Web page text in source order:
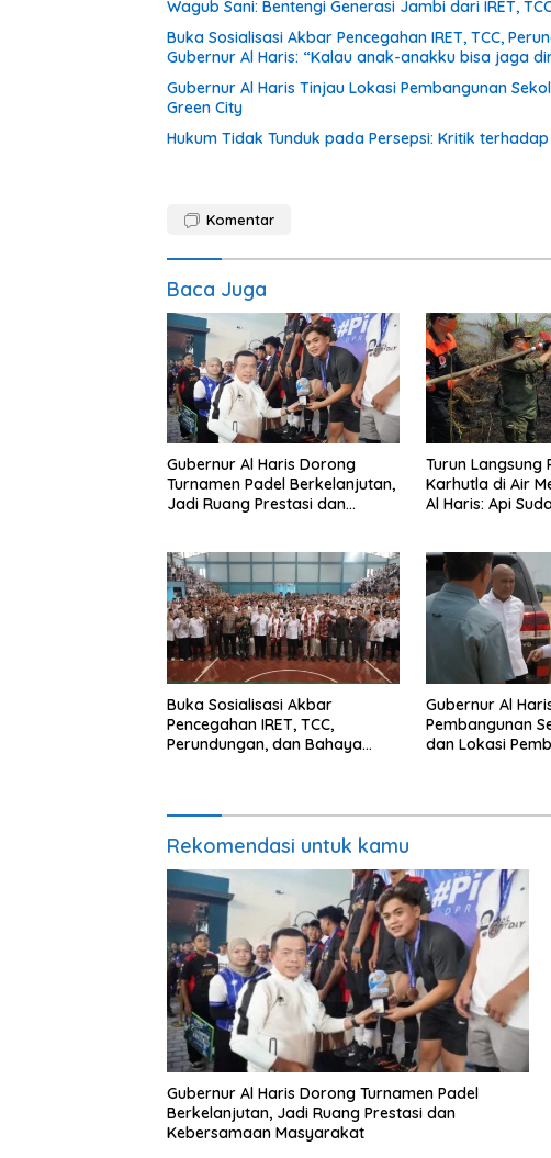
Wagub Sani: Bentengi Generasi Jambi dari IRET,
Buka Sosialisasi Akbar Pencegahan IRET, TCC,
Gubernur Al Haris: “Kalau anak-anakku bisa jaga
Gubernur Al Haris Tinjau Lokasi Pembangunan
Green City
Hukum Tidak Tunduk pada Persepsi: Kritik
Komentar
Baca Juga
Gubernur Al Haris Dorong
Turnamen Padel Berkelanjutan,
Jadi Ruang Prestasi dan
Turun Langsung
Karhutla di Air
Al Haris: Api
Buka Sosialisasi Akbar
Pencegahan IRET, TCC,
Perundungan, dan Bahaya
depan sudah ada di tangan”
Gubernur Al
Pembangunan
dan Lokasi
Rekomendasi untuk kamu
Gubernur Al Haris Dorong Turnamen Padel
Berkelanjutan, Jadi Ruang Prestasi dan
Kebersamaan Masyarakat